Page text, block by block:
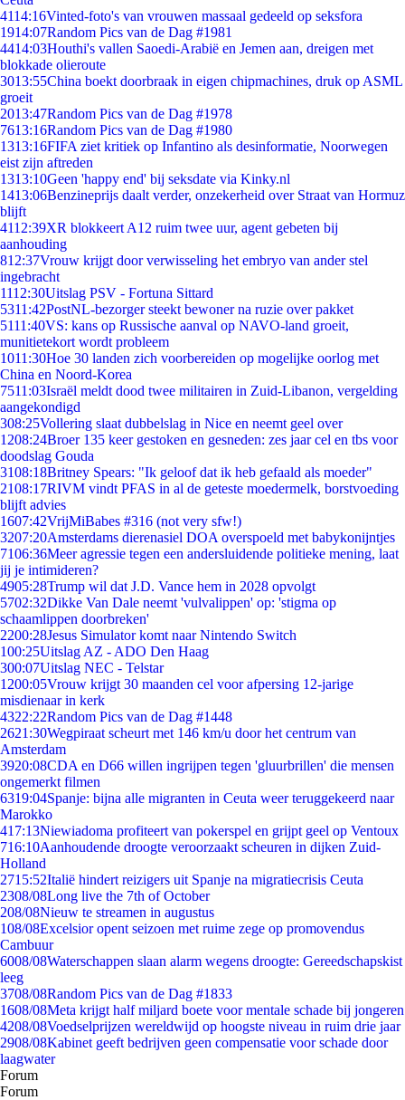
4114:16Vinted-foto's van vrouwen massaal gedeeld op seksfora
1914:07Random Pics van de Dag #1981
4414:03Houthi's vallen Saoedi-Arabië en Jemen aan, dreigen met
blokkade olieroute
3013:55China boekt doorbraak in eigen chipmachines, druk op ASML
groeit
2013:47Random Pics van de Dag #1978
7613:16Random Pics van de Dag #1980
1313:16FIFA ziet kritiek op Infantino als desinformatie, Noorwegen
eist zijn aftreden
1313:10Geen 'happy end' bij seksdate via Kinky.nl
1413:06Benzineprijs daalt verder, onzekerheid over Straat van Hormuz
blijft
4112:39XR blokkeert A12 ruim twee uur, agent gebeten bij
aanhouding
812:37Vrouw krijgt door verwisseling het embryo van ander stel
ingebracht
1112:30Uitslag PSV - Fortuna Sittard
5311:42PostNL-bezorger steekt bewoner na ruzie over pakket
5111:40VS: kans op Russische aanval op NAVO-land groeit,
munitietekort wordt probleem
1011:30Hoe 30 landen zich voorbereiden op mogelijke oorlog met
China en Noord-Korea
7511:03Israël meldt dood twee militairen in Zuid-Libanon, vergelding
aangekondigd
308:25Vollering slaat dubbelslag in Nice en neemt geel over
1208:24Broer 135 keer gestoken en gesneden: zes jaar cel en tbs voor
doodslag Gouda
3108:18Britney Spears: "Ik geloof dat ik heb gefaald als moeder"
2108:17RIVM vindt PFAS in al de geteste moedermelk, borstvoeding
blijft advies
1607:42VrijMiBabes #316 (not very sfw!)
3207:20Amsterdams dierenasiel DOA overspoeld met babykonijntjes
7106:36Meer agressie tegen een andersluidende politieke mening, laat
jij je intimideren?
4905:28Trump wil dat J.D. Vance hem in 2028 opvolgt
5702:32Dikke Van Dale neemt 'vulvalippen' op: 'stigma op
schaamlippen doorbreken'
2200:28Jesus Simulator komt naar Nintendo Switch
100:25Uitslag AZ - ADO Den Haag
300:07Uitslag NEC - Telstar
1200:05Vrouw krijgt 30 maanden cel voor afpersing 12-jarige
misdienaar in kerk
4322:22Random Pics van de Dag #1448
2621:30Wegpiraat scheurt met 146 km/u door het centrum van
Amsterdam
3920:08CDA en D66 willen ingrijpen tegen 'gluurbrillen' die mensen
ongemerkt filmen
6319:04Spanje: bijna alle migranten in Ceuta weer teruggekeerd naar
Marokko
417:13Niewiadoma profiteert van pokerspel en grijpt geel op Ventoux
716:10Aanhoudende droogte veroorzaakt scheuren in dijken Zuid-
Holland
2715:52Italië hindert reizigers uit Spanje na migratiecrisis Ceuta
2308/08Long live the 7th of October
208/08Nieuw te streamen in augustus
108/08Excelsior opent seizoen met ruime zege op promovendus
Cambuur
6008/08Waterschappen slaan alarm wegens droogte: Gereedschapskist
leeg
3708/08Random Pics van de Dag #1833
1608/08Meta krijgt half miljard boete voor mentale schade bij jongeren
4208/08Voedselprijzen wereldwijd op hoogste niveau in ruim drie jaar
2908/08Kabinet geeft bedrijven geen compensatie voor schade door
laagwater
Forum
Forum